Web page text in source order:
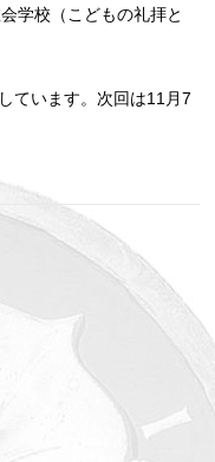
学校（こどもの礼拝と
ています。次回は11月7